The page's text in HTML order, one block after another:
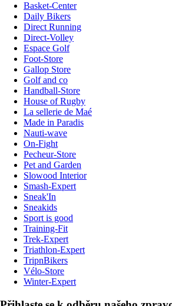
Basket-Center
Daily Bikers
Direct Running
Direct-Volley
Espace Golf
Foot-Store
Gallop Store
Golf and co
Handball-Store
House of Rugby
La sellerie de Maé
Made in Paradis
Nauti-wave
On-Fight
Pecheur-Store
Pet and Garden
Slowood Interior
Smash-Expert
Sneak'In
Sneakids
Sport is good
Training-Fit
Trek-Expert
Triathlon-Expert
TripnBikers
Vélo-Store
Winter-Expert